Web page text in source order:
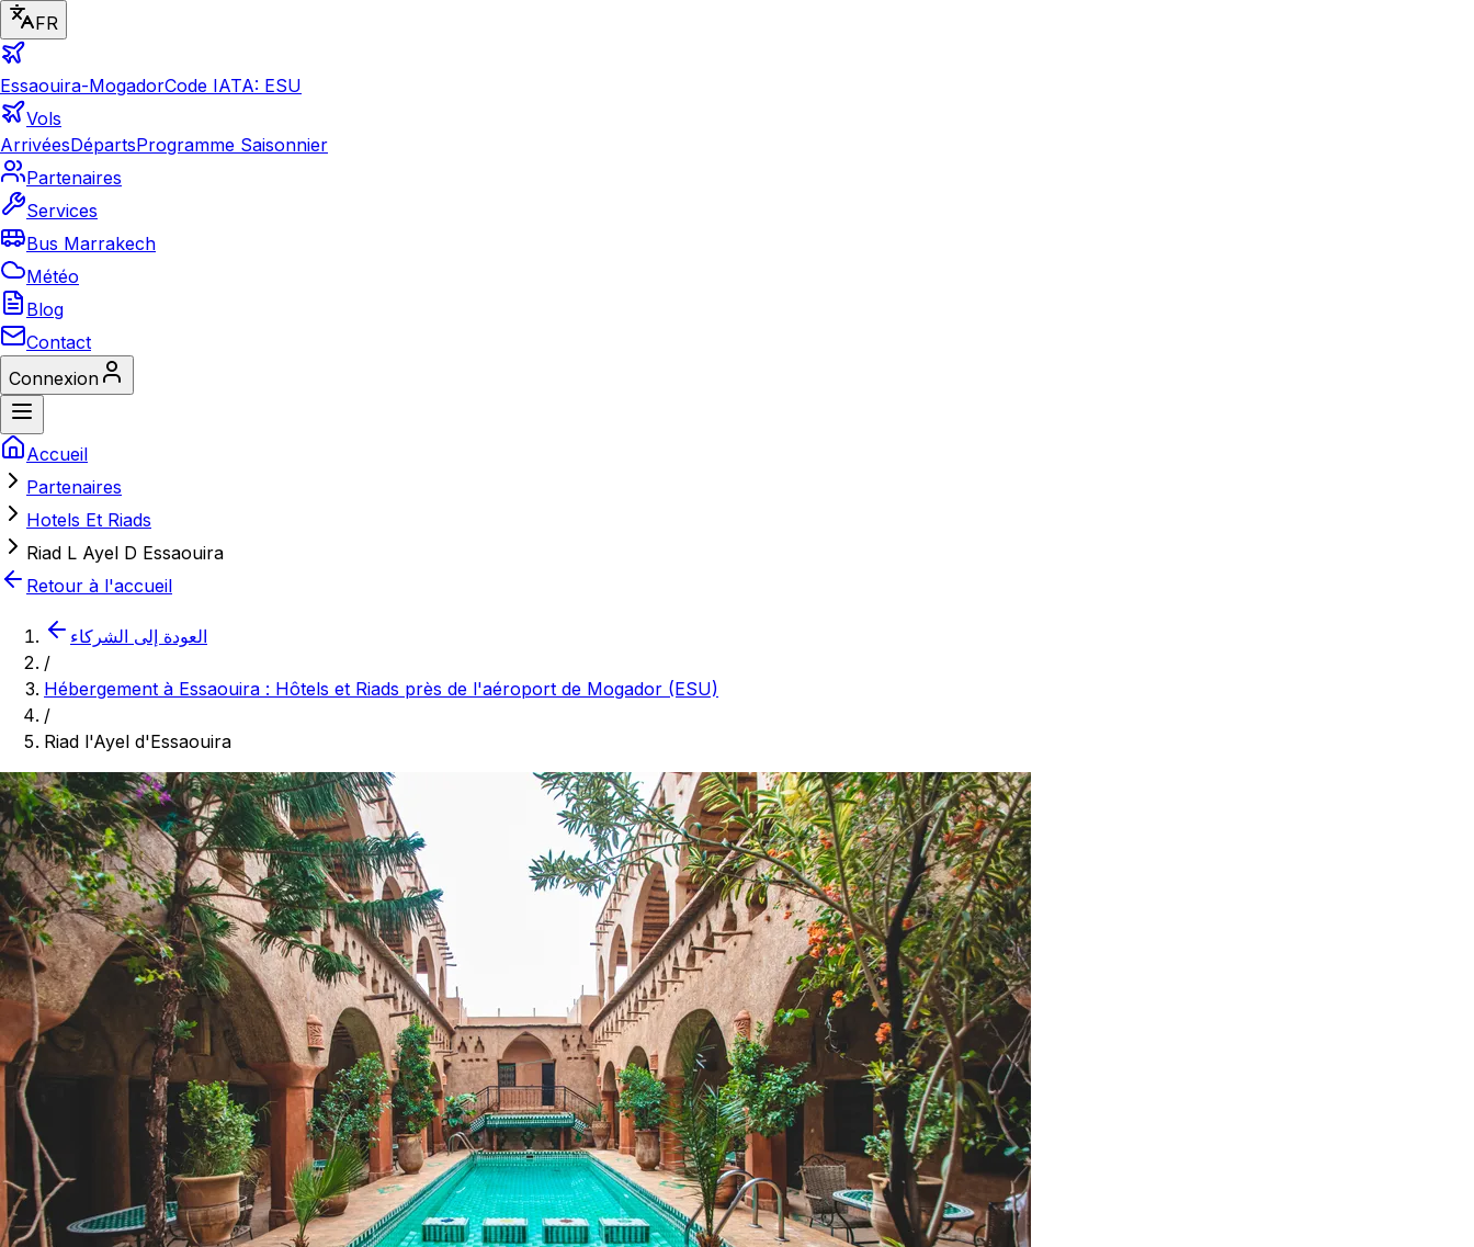
FR
Essaouira-MogadorCode IATA: ESU
Vols
ArrivéesDépartsProgramme Saisonnier
Partenaires
Services
Bus Marrakech
Météo
Blog
Contact
Connexion
Accueil
Partenaires
Hotels Et Riads
Riad L Ayel D Essaouira
Retour à l'accueil
العودة إلى الشركاء
/
Hébergement à Essaouira : Hôtels et Riads près de l'aéroport de Mogador (ESU)
/
Riad l'Ayel d'Essaouira